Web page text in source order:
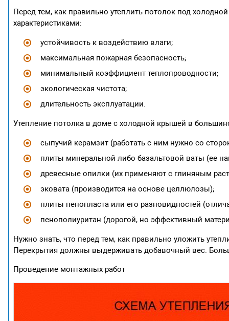
Перед тем, как правильно утеплить потолок под
характеристиками:
устойчивость к воздействию влаги;
максимальная пожарная безопасность;
минимальный коэффициент теплопроводности;
экологическая чистота;
длительность эксплуатации.
Утепление потолка в доме с холодной крышей в
сыпучий керамзит (работать с ним нужно со
плиты минеральной либо базальтовой ваты (ее
древесные опилки (их применяют с глиняным
эковата (производится на основе целлюлозы);
плиты пенопласта или его разновидностей
пенополиуритан (дорогой, но эффективный
Нужно знать, что перед тем, как правильно уложить
Перекрытия должны выдерживать добавочный вес.
Проведение монтажных работ